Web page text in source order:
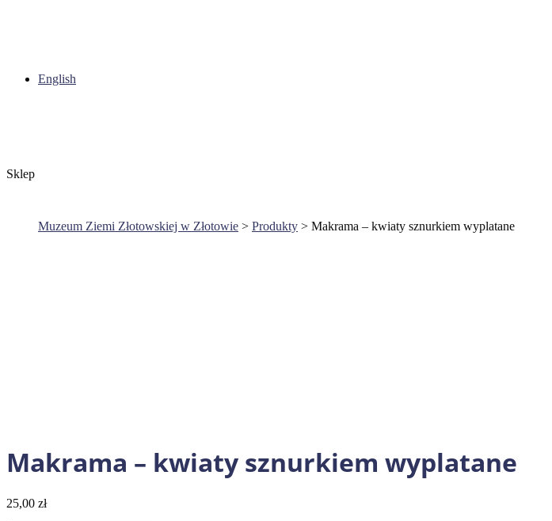
English
Sklep
Muzeum Ziemi Złotowskiej w Złotowie > Produkty > Makrama – kwiaty sznurkiem wyplatane
Makrama – kwiaty sznurkiem wyplatane
25,00 zł